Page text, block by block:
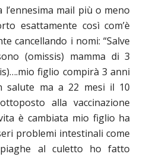
mail più o meno
esattamente così com’è
cancellando i nomi: “Salve
(omissis) mamma di 3
figlio compirà 3 anni
ma a 22 mesi il 10
alla vaccinazione
è cambiata mio figlio ha
problemi intestinali come
al culetto ho fatto